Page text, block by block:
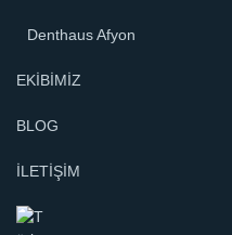
Denthaus Afyon
EKİBİMİZ
BLOG
İLETİŞİM